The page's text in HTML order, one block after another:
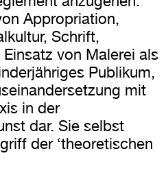
Appropriation,
Schrift,
von Malerei als
Publikum,
mit
in der
dar. Sie selbst
der ‘theoretischen